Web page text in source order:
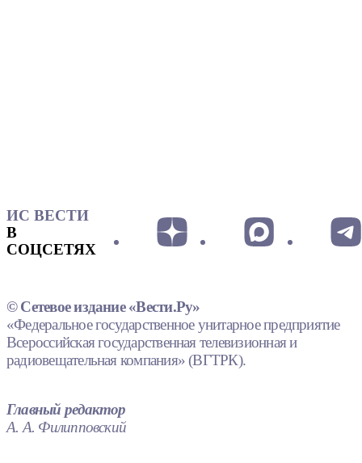
ИС ВЕСТИ
В
СОЦСЕТЯХ
© Сетевое издание «Вести.Ру»
«Федеральное государственное унитарное предприятие
Всероссийская государственная телевизионная и
радиовещательная компания» (ВГТРК).
Главный редактор
А. А. Филипповский